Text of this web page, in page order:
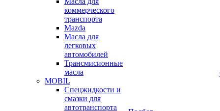
коммерческого
транспорта
Mazda
Масла для
легковых
автомобилей
Трансмисионные
масла
MOBIL
Cпецжидкости и
смазки для
автотранспорта